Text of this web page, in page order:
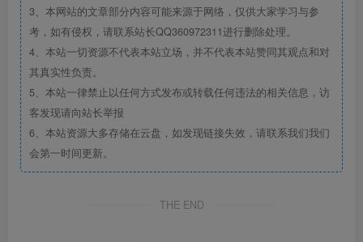
3、本网站的文章部分内容可能来源于网络，仅供大家学习与参
考，如有侵权，请联系站长QQ360972311进行删除处理。
4、本站一切资源不代表本站立场，并不代表本站赞同其观点和对
其真实性负责。
5、本站一律禁止以任何方式发布或转载任何违法的相关信息，访
客发现请向站长举报
6、本站资源大多存储在云盘，如发现链接失效，请联系我们我们
会第一时间更新。
THE END